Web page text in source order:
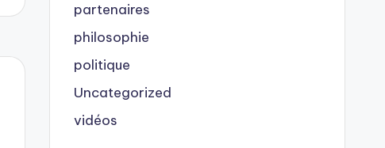
partenaires
philosophie
politique
Uncategorized
vidéos